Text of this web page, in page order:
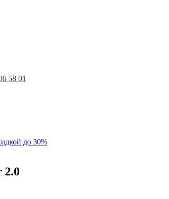
58 01
до 30%